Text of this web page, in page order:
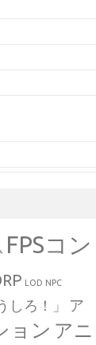
FPSコン
LOD NPC
しろ！」
ア
ョン アニ